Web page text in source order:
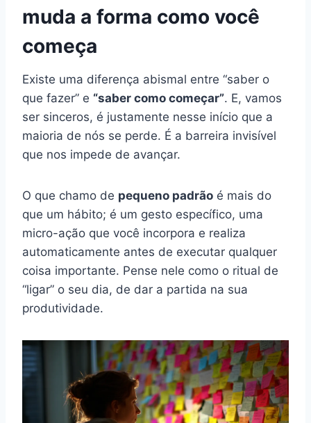
muda a forma como você
começa
Existe uma diferença abismal entre “saber o
que fazer” e “saber como começar”. E, vamos
ser sinceros, é justamente nesse início que a
maioria de nós se perde. É a barreira invisível
que nos impede de avançar.
O que chamo de pequeno padrão é mais do
que um hábito; é um gesto específico, uma
micro-ação que você incorpora e realiza
automaticamente antes de executar qualquer
coisa importante. Pense nele como o ritual de
“ligar” o seu dia, de dar a partida na sua
produtividade.